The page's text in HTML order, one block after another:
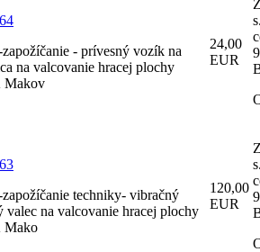
- prívesný vozík na
na valcovanie hracej plochy
Makov
24,00
EUR
zapožíčanie techniky- vibračný
valec na valcovanie hracej plochy
Mako
120,00
EUR